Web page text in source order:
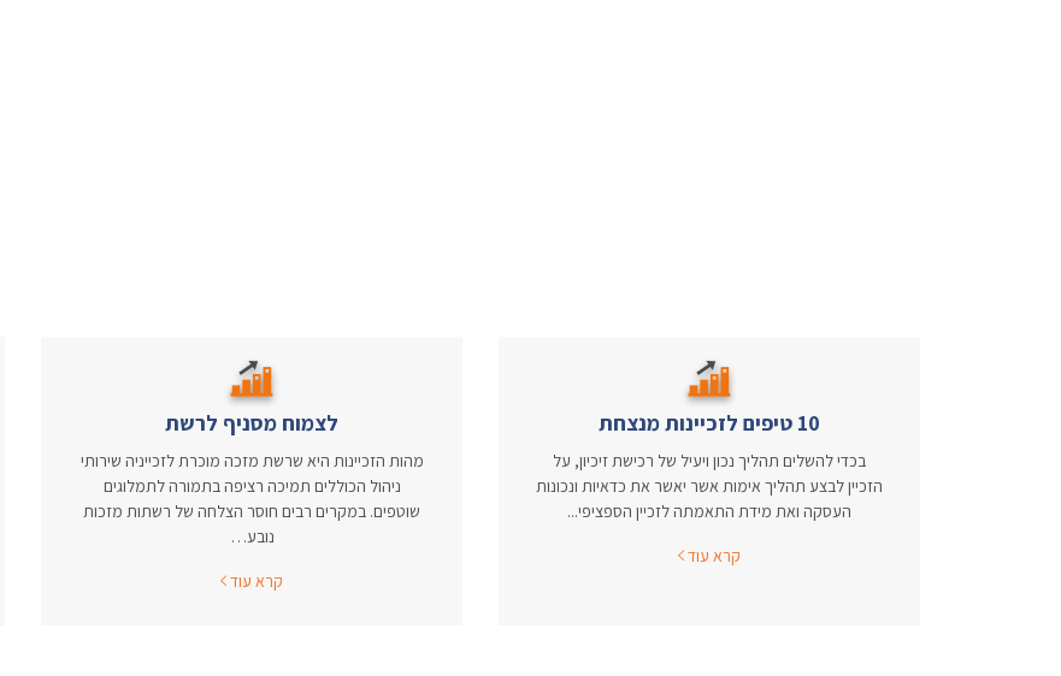
10 טיפים לזכיינות מנצחת
בכדי להשלים תהליך נכון ויעיל של רכישת זיכיון, על
הזכיין לבצע תהליך אימות אשר יאשר את כדאיות ונכונות
העסקה ואת מידת התאמתה לזכיין הספציפי...
קרא עוד
לצמוח מסניף לרשת
מהות הזכיינות היא שרשת מזכה מוכרת לזכייניה שירותי
ניהול הכוללים תמיכה רציפה בתמורה לתמלוגים
שוטפים. במקרים רבים חוסר הצלחה של רשתות מזכות
נובע…
קרא עוד